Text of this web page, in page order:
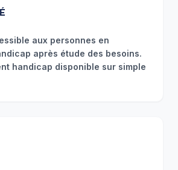
aux personnes en
après étude des besoins.
handicap disponible sur simple